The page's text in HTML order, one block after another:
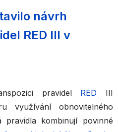
návrh
RED III v
pravidel RED III
využívání obnovitelného
kombinují povinné